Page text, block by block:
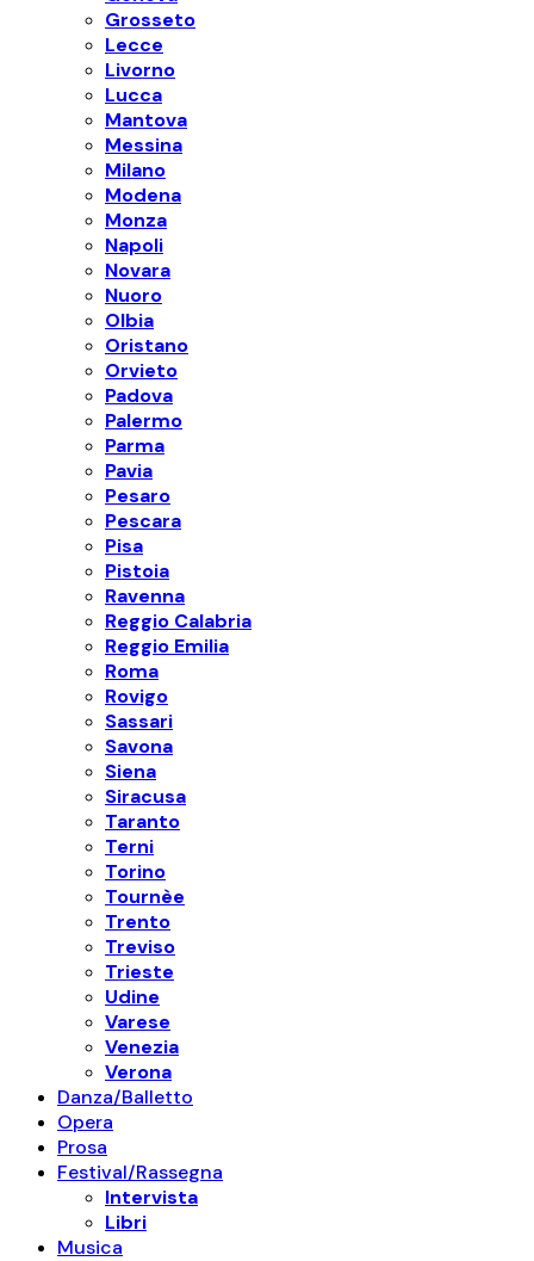
Grosseto
Lecce
Livorno
Lucca
Mantova
Messina
Milano
Modena
Monza
Napoli
Novara
Nuoro
Olbia
Oristano
Orvieto
Padova
Palermo
Parma
Pavia
Pesaro
Pescara
Pisa
Pistoia
Ravenna
Reggio Calabria
Reggio Emilia
Roma
Rovigo
Sassari
Savona
Siena
Siracusa
Taranto
Terni
Torino
Tournèe
Trento
Treviso
Trieste
Udine
Varese
Venezia
Verona
Danza/Balletto
Opera
Prosa
Festival/Rassegna
Intervista
Libri
Musica